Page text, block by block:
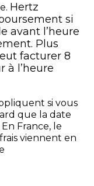
Hertz
si
avant l’heure
Plus
facturer 8
à l’heure
si vous
que la date
France, le
viennent en